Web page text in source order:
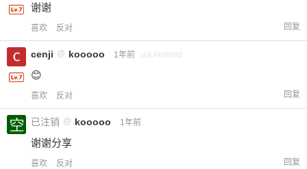
谢谢
喜欢 反对 回复
cenji @ kooooo 1年前 via Android
😊
喜欢 反对 回复
已注销 @ kooooo 1年前
谢谢分享
喜欢 反对 回复